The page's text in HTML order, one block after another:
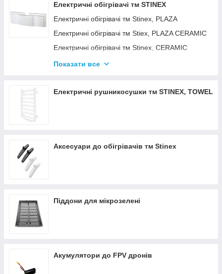
Електричні обігрівачі тм STINEX
Електричні обігрівачі тм Stinex, PLAZA
Електричні обігрівачі тм Stiex, PLAZA CERAMIC
Електричні обігрівачі тм Stinex, CERAMIC
Електричні обігрівачі тм Stinex, COMBIE
Показати все
Електричні рушникосушки тм STINEX, TOWEL
Аксесуари до обігрівачів тм Stinex
Піддони для мікрозелені
Акумулятори до FPV дронів